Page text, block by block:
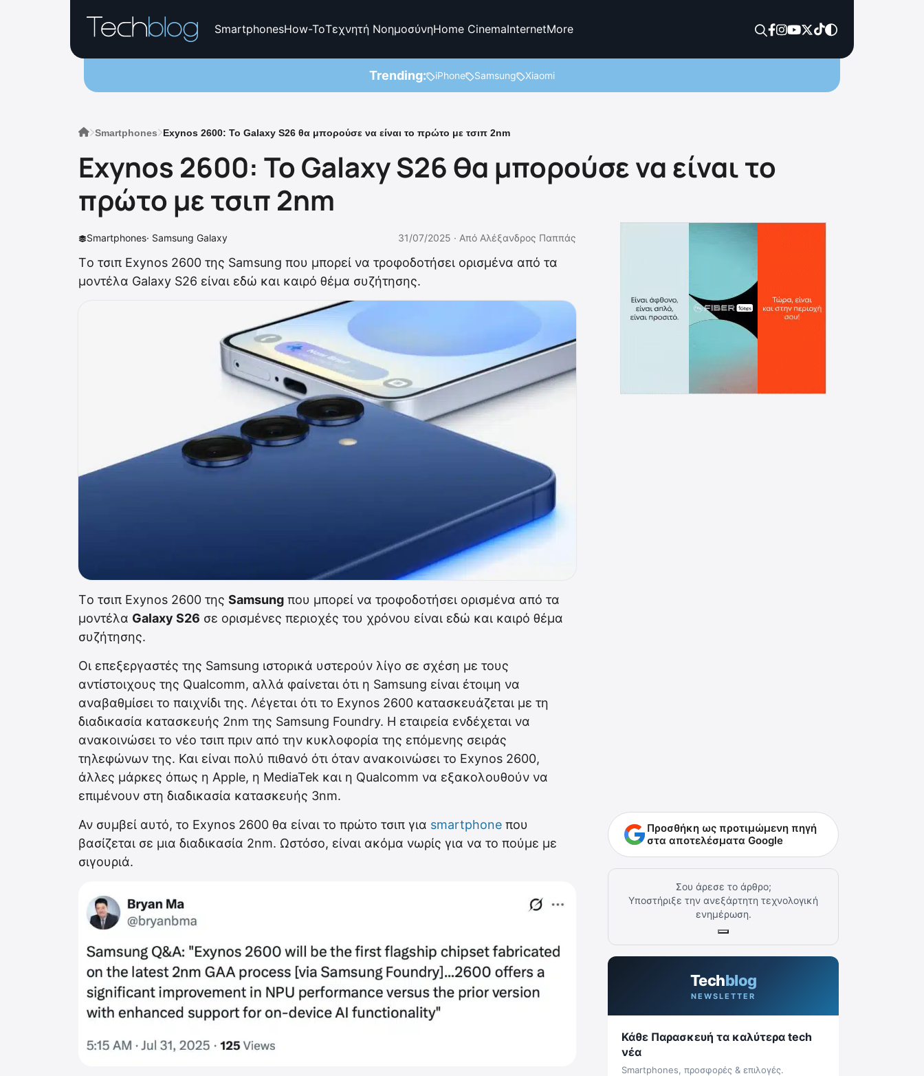
SmartphonesHow-ToΤεχνητή ΝοημοσύνηHome CinemaInternetMore
Trending: iPhone Samsung Xiaomi
Smartphones Exynos 2600: Το Galaxy S26 θα μπορούσε να είναι το πρώτο με τσιπ 2nm
Exynos 2600: Το Galaxy S26 θα μπορούσε να είναι το
πρώτο με τσιπ 2nm
Smartphones· Samsung Galaxy 31/07/2025 · Από Αλέξανδρος Παππάς
Tο τσιπ Exynos 2600 της Samsung που μπορεί να τροφοδοτήσει ορισμένα από τα
μοντέλα Galaxy S26 είναι εδώ και καιρό θέμα συζήτησης.
Tο τσιπ Exynos 2600 της Samsung που μπορεί να τροφοδοτήσει ορισμένα από τα
μοντέλα Galaxy S26 σε ορισμένες περιοχές του χρόνου είναι εδώ και καιρό θέμα
συζήτησης.
Οι επεξεργαστές της Samsung ιστορικά υστερούν λίγο σε σχέση με τους
αντίστοιχους της Qualcomm, αλλά φαίνεται ότι η Samsung είναι έτοιμη να
αναβαθμίσει το παιχνίδι της. Λέγεται ότι το Exynos 2600 κατασκευάζεται με τη
διαδικασία κατασκευής 2nm της Samsung Foundry. Η εταιρεία ενδέχεται να
ανακοινώσει το νέο τσιπ πριν από την κυκλοφορία της επόμενης σειράς
τηλεφώνων της. Και είναι πολύ πιθανό ότι όταν ανακοινώσει το Exynos 2600,
άλλες μάρκες όπως η Apple, η MediaTek και η Qualcomm να εξακολουθούν να
επιμένουν στη διαδικασία κατασκευής 3nm.
Αν συμβεί αυτό, το Exynos 2600 θα είναι το πρώτο τσιπ για smartphone που
βασίζεται σε μια διαδικασία 2nm. Ωστόσο, είναι ακόμα νωρίς για να το πούμε με
σιγουριά.
Προσθήκη ως προτιμώμενη πηγή
στα αποτελέσματα Google
Σου άρεσε το άρθρο;
Υποστήριξε την ανεξάρτητη τεχνολογική
ενημέρωση.
Techblog
NEWSLETTER
Κάθε Παρασκευή τα καλύτερα tech
νέα
Smartphones, προσφορές & επιλογές.